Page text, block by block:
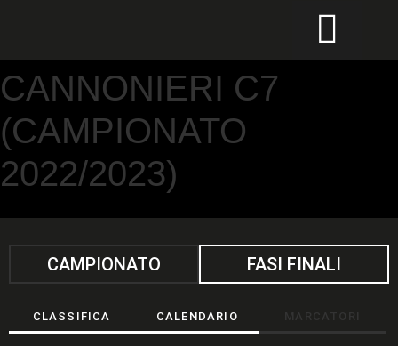
CANNONIERI C7
(CAMPIONATO
2022/2023)
CAMPIONATO FASI FINALI
CLASSIFICA CALENDARIO MARCATORI